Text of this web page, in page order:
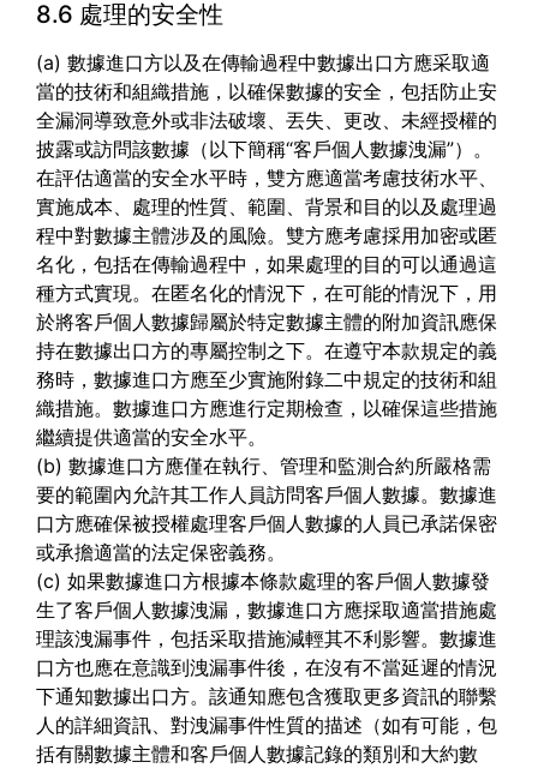
8.6 處理的安全性
(a) 數據進口方以及在傳輸過程中數據出口方應采取適
當的技術和組織措施，以確保數據的安全，包括防止安
全漏洞導致意外或非法破壞、丟失、更改、未經授權的
披露或訪問該數據（以下簡稱“客戶個人數據洩漏”）。
在評估適當的安全水平時，雙方應適當考慮技術水平、
實施成本、處理的性質、範圍、背景和目的以及處理過
程中對數據主體涉及的風險。雙方應考慮採用加密或匿
名化，包括在傳輸過程中，如果處理的目的可以通過這
種方式實現。在匿名化的情況下，在可能的情況下，用
於將客戶個人數據歸屬於特定數據主體的附加資訊應保
持在數據出口方的專屬控制之下。在遵守本款規定的義
務時，數據進口方應至少實施附錄二中規定的技術和組
織措施。數據進口方應進行定期檢查，以確保這些措施
繼續提供適當的安全水平。
(b) 數據進口方應僅在執行、管理和監測合約所嚴格需
要的範圍內允許其工作人員訪問客戶個人數據。數據進
口方應確保被授權處理客戶個人數據的人員已承諾保密
或承擔適當的法定保密義務。
(c) 如果數據進口方根據本條款處理的客戶個人數據發
生了客戶個人數據洩漏，數據進口方應採取適當措施處
理該洩漏事件，包括采取措施減輕其不利影響。數據進
口方也應在意識到洩漏事件後，在沒有不當延遲的情況
下通知數據出口方。該通知應包含獲取更多資訊的聯繫
人的詳細資訊、對洩漏事件性質的描述（如有可能，包
括有關數據主體和客戶個人數據記錄的類別和大約數